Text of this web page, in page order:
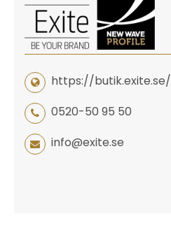
https://butik.exite.se/
0520-50 95 50
info@exite.se